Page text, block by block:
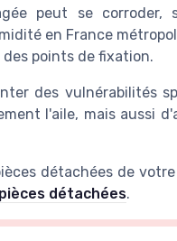
peut se corroder,
en France
points de fixation.
des vulnérabilités
l'aile, mais aussi
détachées de
détachées.